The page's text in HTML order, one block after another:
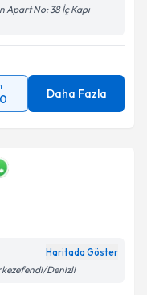
Apart No: 38 İç Kapı
Daha Fazla
Haritada Göster
Denizli